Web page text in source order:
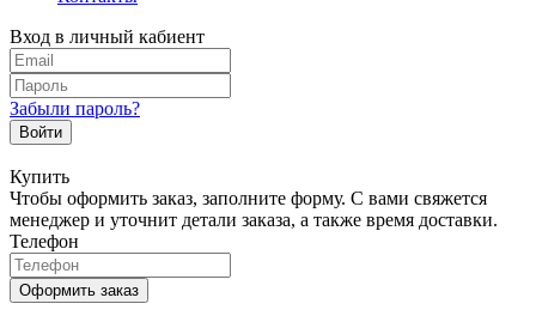
Вход в личный кабиент
Забыли пароль?
Войти
Купить
Чтобы оформить заказ, заполните форму. С вами свяжется
менеджер и уточнит детали заказа, а также время доставки.
Телефон
Оформить заказ